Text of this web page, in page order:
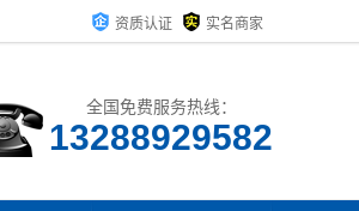
资质认证 实名商家
全国免费服务热线：
13288929582